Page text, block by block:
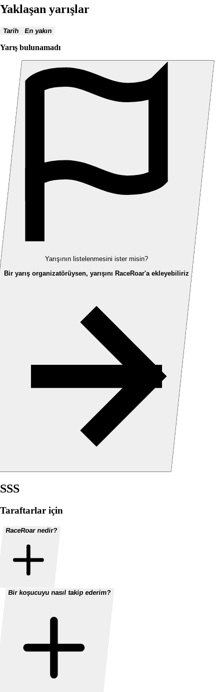
Yaklaşan yarışlar
Tarih En yakın
Yarış bulunamadı
Yarışının listelenmesini ister misin?
Bir yarış organizatörüysen, yarışını RaceRoar'a ekleyebiliriz
SSS
Taraftarlar için
RaceRoar nedir?
Bir koşucuyu nasıl takip ederim?